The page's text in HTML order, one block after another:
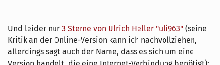
Und leider nur 3 Sterne von Ulrich Heller "uli963" (seine
Kritik an der Online-Version kann ich nachvollziehen,
allerdings sagt auch der Name, dass es sich um eine